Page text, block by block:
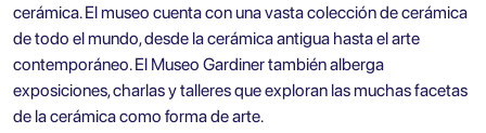
cerámica. El museo cuenta con una vasta colección de cerámica
de todo el mundo, desde la cerámica antigua hasta el arte
contemporáneo. El Museo Gardiner también alberga
exposiciones, charlas y talleres que exploran las muchas facetas
de la cerámica como forma de arte.